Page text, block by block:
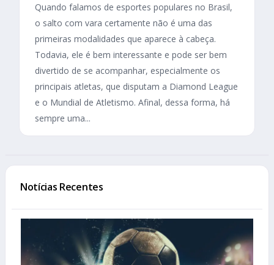
Quando falamos de esportes populares no Brasil,
o salto com vara certamente não é uma das
primeiras modalidades que aparece à cabeça.
Todavia, ele é bem interessante e pode ser bem
divertido de se acompanhar, especialmente os
principais atletas, que disputam a Diamond League
e o Mundial de Atletismo. Afinal, dessa forma, há
sempre uma...
Notícias Recentes